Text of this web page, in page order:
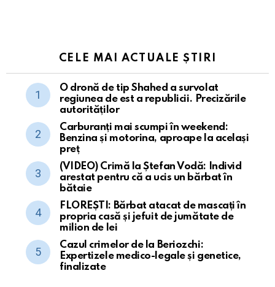
CELE MAI ACTUALE ȘTIRI
O dronă de tip Shahed a survolat
regiunea de est a republicii. Precizările
autorităților
Carburanți mai scumpi în weekend:
Benzina și motorina, aproape la același
preț
(VIDEO) Crimă la Ștefan Vodă: Individ
arestat pentru că a ucis un bărbat în
bătaie
FLOREȘTI: Bărbat atacat de mascați în
propria casă și jefuit de jumătate de
milion de lei
Cazul crimelor de la Beriozchi:
Expertizele medico-legale și genetice,
finalizate